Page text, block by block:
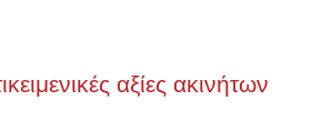
αξίες ακινήτων